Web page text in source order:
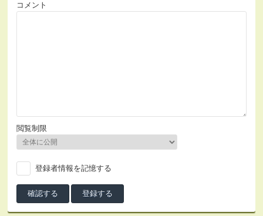
コメント
閲覧制限
登録者情報を記憶する